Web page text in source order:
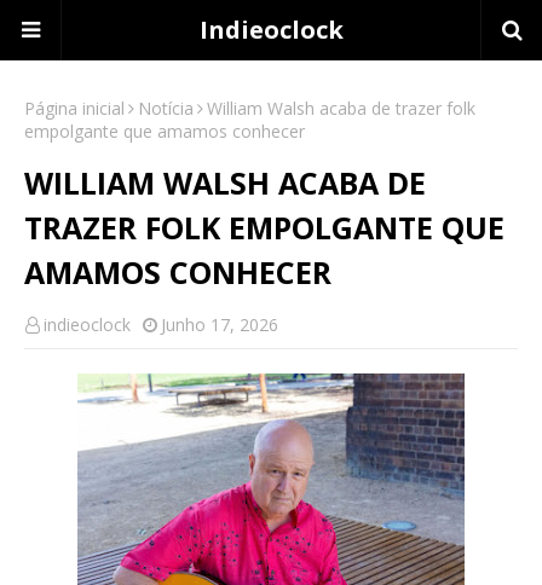
Indieoclock
Página inicial Notícia
William Walsh acaba de trazer folk
empolgante que amamos conhecer
WILLIAM WALSH ACABA DE
TRAZER FOLK EMPOLGANTE QUE
AMAMOS CONHECER
indieoclock Junho 17, 2026